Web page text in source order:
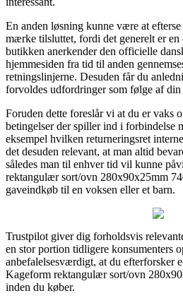
En anden løsning kunne være at
mærke tilsluttet, fordi det generelt er
butikken anerkender den officielle
hjemmesiden fra tid til anden
retningslinjerne. Desuden får du
forvoldes udfordringer som følge af din
Foruden dette foreslår vi at du er vaks
betingelser der spiller ind i forbindelse
eksempel hvilken returneringsret
det desuden relevant, at man altid
således man til enhver tid vil kunne
rektangulær sort/ovn 280x90x25mm
gaveindkøb til en voksen eller et barn.
Trustpilot giver dig forholdsvis
en stor portion tidligere konsumenters
anbefalelsesværdigt, at du efterforsker
Kageform rektangulær sort/ovn
inden du køber.